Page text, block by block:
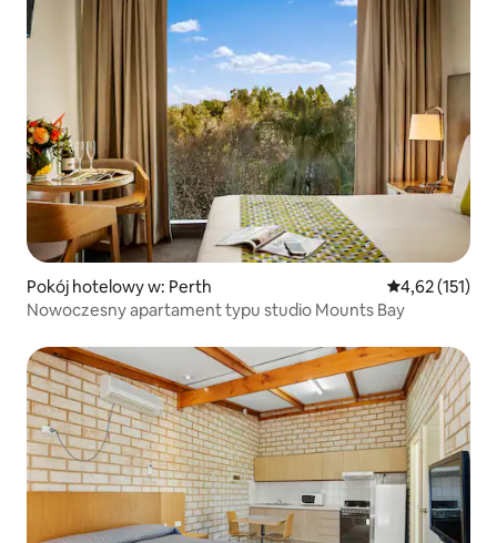
Pokój hotelowy w: Perth Średnia
4,62 (151)
Nowoczesny apartament typu studio Mounts Bay